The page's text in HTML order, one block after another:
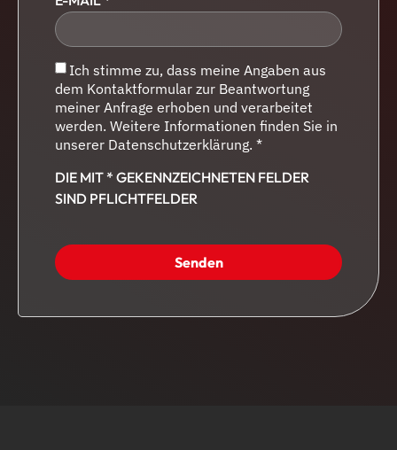
Ich stimme zu, dass meine Angaben aus
dem Kontaktformular zur Beantwortung
meiner Anfrage erhoben und verarbeitet
werden. Weitere Informationen finden Sie in
unserer Datenschutzerklärung. *
DIE MIT * GEKENNZEICHNETEN FELDER
SIND PFLICHTFELDER
Senden